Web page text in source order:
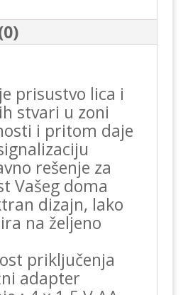
prisustvo lica i
stvari u zoni
i pritom daje
rešenje za
Vašeg doma
dizajn, lako
na željeno
priključenja
adapter